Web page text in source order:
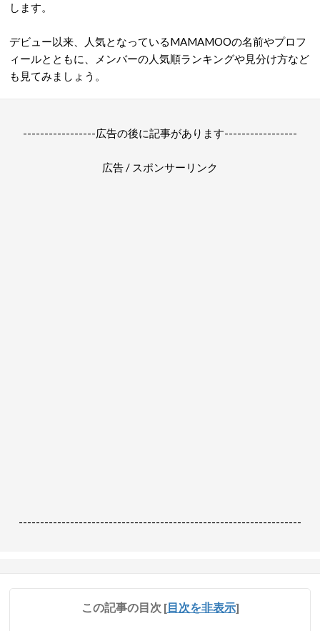
します。
デビュー以来、人気となっているMAMAMOOの名前やプロフ
ィールとともに、メンバーの人気順ランキングや見分け方など
も見てみましょう。
-----------------広告の後に記事があります-----------------
広告 / スポンサーリンク
------------------------------------------------------------------
この記事の目次 [目次を非表示]